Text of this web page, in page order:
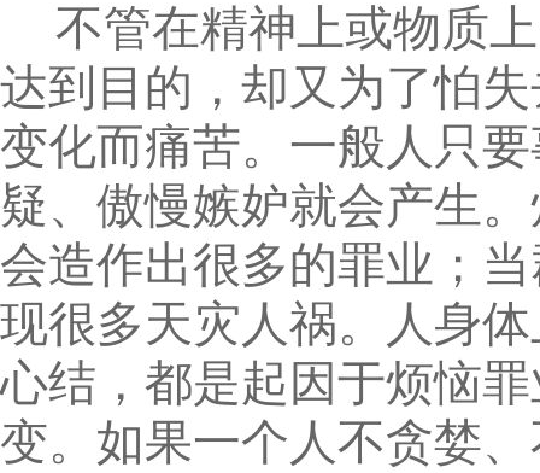
不管在精神上或物质
达到目的，却又为了怕
变化而痛苦。一般人只
疑、傲慢嫉妒就会产生
会造作出很多的罪业；
现很多天灾人祸。人身
心结，都是起因于烦恼
变。如果一个人不贪婪